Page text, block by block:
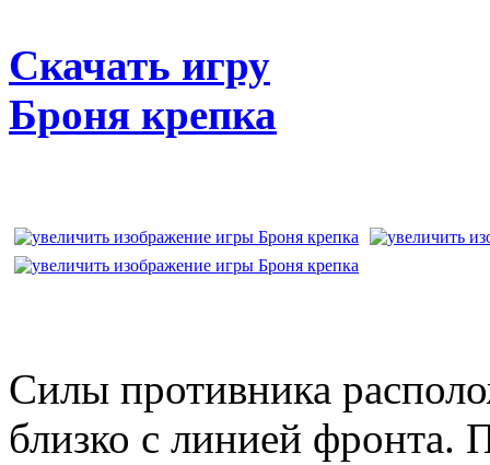
Скачать игру
Броня крепка
Силы противника
близко с линией фронта.